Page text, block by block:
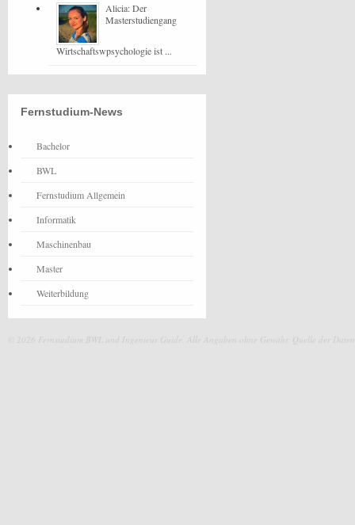
Alicia: Der
Masterstudiengang
Wirtschaftswpsychologie ist ...
Fernstudium-News
Bachelor
BWL
Fernstudium Allgemein
Informatik
Maschinenbau
Master
Weiterbildung
© 2026 Fernstudium BWL und Ingenieur Guide. Alle Angaben ohne Gewähr. Quelle der